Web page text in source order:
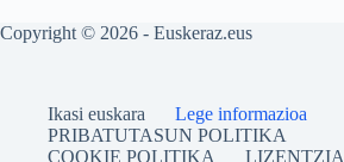
Copyright © 2026 - Euskeraz.eus
Ikasi euskara
Lege informazioa
PRIBATUTASUN POLITIKA
COOKIE POLITIKA
LIZENTZIA